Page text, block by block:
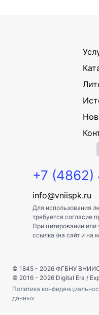
+7 (4862)
info@vniispk.ru
Для использования
требуется согласие
При цитировании
ссылка (на сайт и на
© 1845 - 2026 ФГБНУ
© 2016 - 2026 Digital Era /
Политика
данных